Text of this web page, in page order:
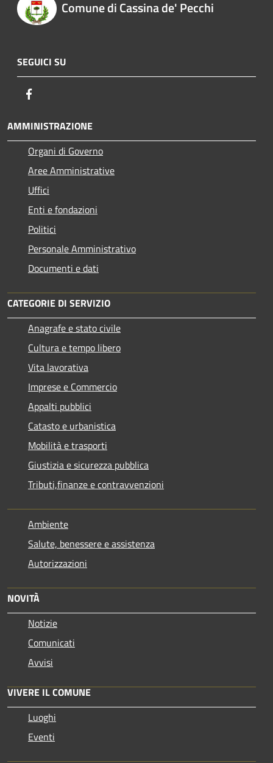
Comune di Cassina de' Pecchi
SEGUICI SU
AMMINISTRAZIONE
Organi di Governo
Aree Amministrative
Uffici
Enti e fondazioni
Politici
Personale Amministrativo
Documenti e dati
CATEGORIE DI SERVIZIO
Anagrafe e stato civile
Cultura e tempo libero
Vita lavorativa
Imprese e Commercio
Appalti pubblici
Catasto e urbanistica
Mobilità e trasporti
Giustizia e sicurezza pubblica
Tributi,finanze e contravvenzioni
Ambiente
Salute, benessere e assistenza
Autorizzazioni
NOVITÀ
Notizie
Comunicati
Avvisi
VIVERE IL COMUNE
Luoghi
Eventi